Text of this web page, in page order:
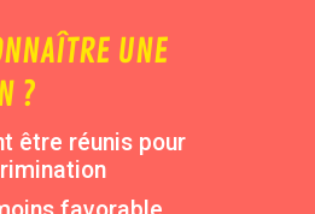
UNE
?
être réunis pour